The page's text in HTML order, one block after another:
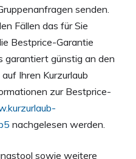
senden.
Fällen das für Sie
Bestprice-Garantie
garantiert günstig an den
Ihren Kurzurlaub
zur Bestprice-
nachgelesen werden.
sowie weitere